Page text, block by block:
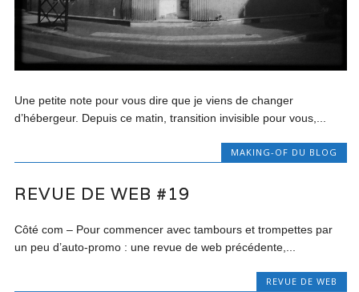
Une petite note pour vous dire que je viens de changer
d’hébergeur. Depuis ce matin, transition invisible pour vous,...
MAKING-OF DU BLOG
REVUE DE WEB #19
Côté com – Pour commencer avec tambours et trompettes par
un peu d’auto-promo : une revue de web précédente,...
REVUE DE WEB